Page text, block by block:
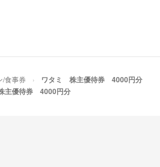
/食事券 ワタミ 株主優待券 4000円分
主優待券 4000円分